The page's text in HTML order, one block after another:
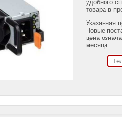
удобного
товара в
Указанная
Новые
цена
месяца.